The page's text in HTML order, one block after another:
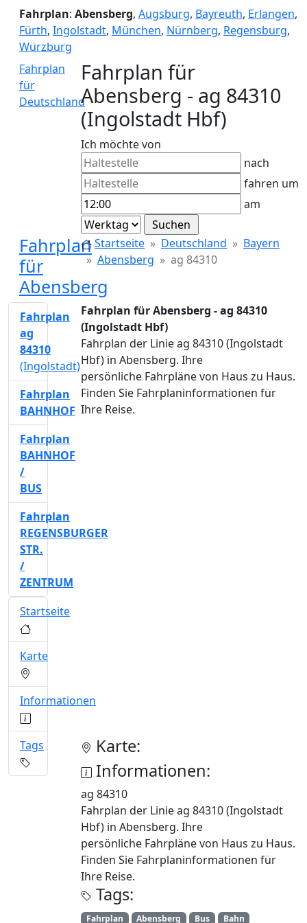
Fahrplan: Abensberg, Augsburg, Bayreuth, Erlangen,
Fürth, Ingolstadt, München, Nürnberg, Regensburg,
Würzburg
Fahrplan
für
Deutschland
Fahrplan für
Abensberg - ag 84310
(Ingolstadt Hbf)
Ich möchte von
nach
fahren um
am
Fahrplan
für
Abensberg
Startseite Deutschland
Bayern
Abensberg
ag 84310
Fahrplan für Abensberg - ag 84310
(Ingolstadt Hbf)
Fahrplan der Linie ag 84310 (Ingolstadt
Hbf) in Abensberg. Ihre
persönliche Fahrpläne von Haus zu Haus.
Finden Sie Fahrplaninformationen für
Ihre Reise.
Karte:
Informationen:
ag 84310
Fahrplan der Linie ag 84310 (Ingolstadt
Hbf) in Abensberg. Ihre
persönliche Fahrpläne von Haus zu Haus.
Finden Sie Fahrplaninformationen für
Ihre Reise.
Tags:
Fahrplan Abensberg Bus Bahn
Fahrplan
ag
84310
(Ingolstadt)
Fahrplan
BAHNHOF
Fahrplan
BAHNHOF
/
BUS
Fahrplan
REGENSBURGER
STR.
/
ZENTRUM
Startseite
Karte
Informationen
Tags